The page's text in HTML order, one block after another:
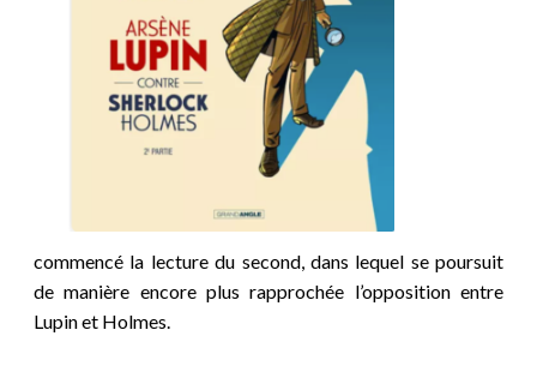
commencé la lecture du second, dans lequel se poursuit
de manière encore plus rapprochée l’opposition entre
Lupin et Holmes.